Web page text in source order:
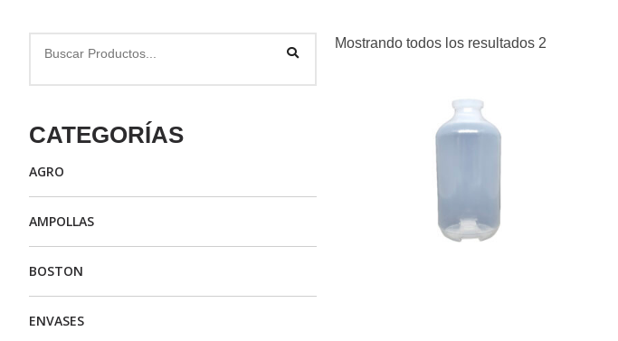
CATEGORÍAS
AGRO
AMPOLLAS
BOSTON
ENVASES
Mostrando todos los resultados 2